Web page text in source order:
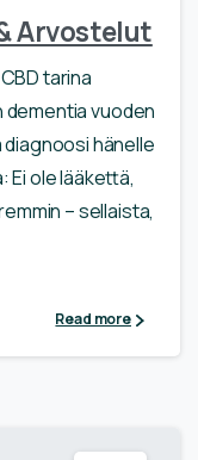
Arvostelut
tarina
dementia vuoden
diagnoosi hänelle
Ei ole lääkettä,
– sellaista,
Read more